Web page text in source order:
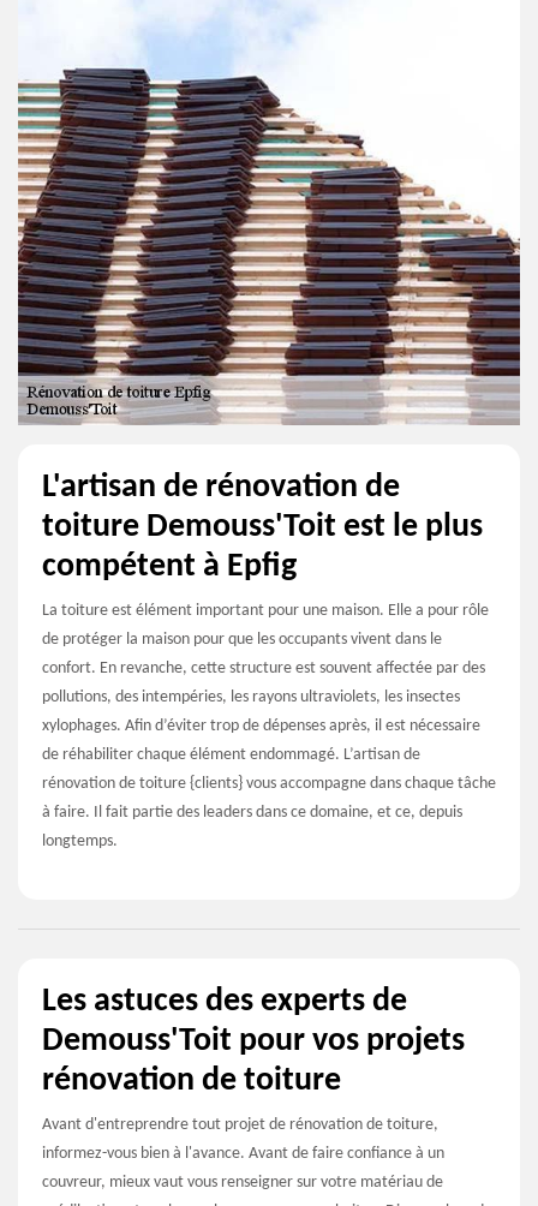
L'artisan de rénovation de
toiture Demouss'Toit est le plus
compétent à Epfig
La toiture est élément important pour une maison. Elle a pour rôle
de protéger la maison pour que les occupants vivent dans le
confort. En revanche, cette structure est souvent affectée par des
pollutions, des intempéries, les rayons ultraviolets, les insectes
xylophages. Afin d’éviter trop de dépenses après, il est nécessaire
de réhabiliter chaque élément endommagé. L’artisan de
rénovation de toiture {clients} vous accompagne dans chaque tâche
à faire. Il fait partie des leaders dans ce domaine, et ce, depuis
longtemps.
Les astuces des experts de
Demouss'Toit pour vos projets
rénovation de toiture
Avant d'entreprendre tout projet de rénovation de toiture,
informez-vous bien à l'avance. Avant de faire confiance à un
couvreur, mieux vaut vous renseigner sur votre matériau de